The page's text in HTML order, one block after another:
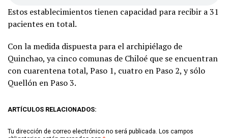
Estos establecimientos tienen capacidad para recibir a 31
pacientes en total.
Con la medida dispuesta para el archipiélago de
Quinchao, ya cinco comunas de Chiloé que se encuentran
con cuarentena total, Paso 1, cuatro en Paso 2, y sólo
Quellón en Paso 3.
ARTÍCULOS RELACIONADOS:
Tu dirección de correo electrónico no será publicada. Los campos